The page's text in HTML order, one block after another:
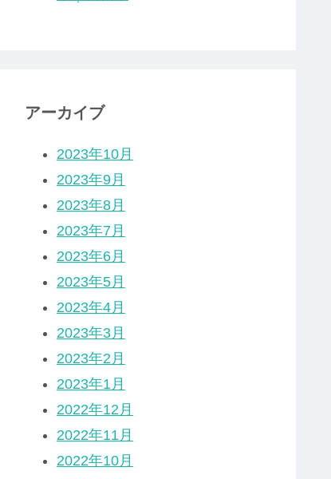
アーカイブ
2023年10月
2023年9月
2023年8月
2023年7月
2023年6月
2023年5月
2023年4月
2023年3月
2023年2月
2023年1月
2022年12月
2022年11月
2022年10月